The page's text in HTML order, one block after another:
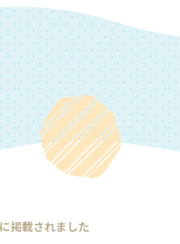
掲載されました